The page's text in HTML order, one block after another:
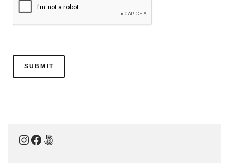
Instagram
Facebook
500px